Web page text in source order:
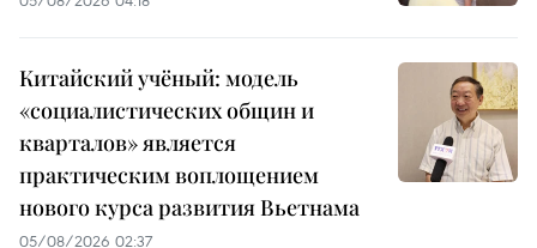
Китайский учёный: модель
«социалистических общин и
кварталов» является
практическим воплощением
нового курса развития Вьетнама
05/08/2026 02:37